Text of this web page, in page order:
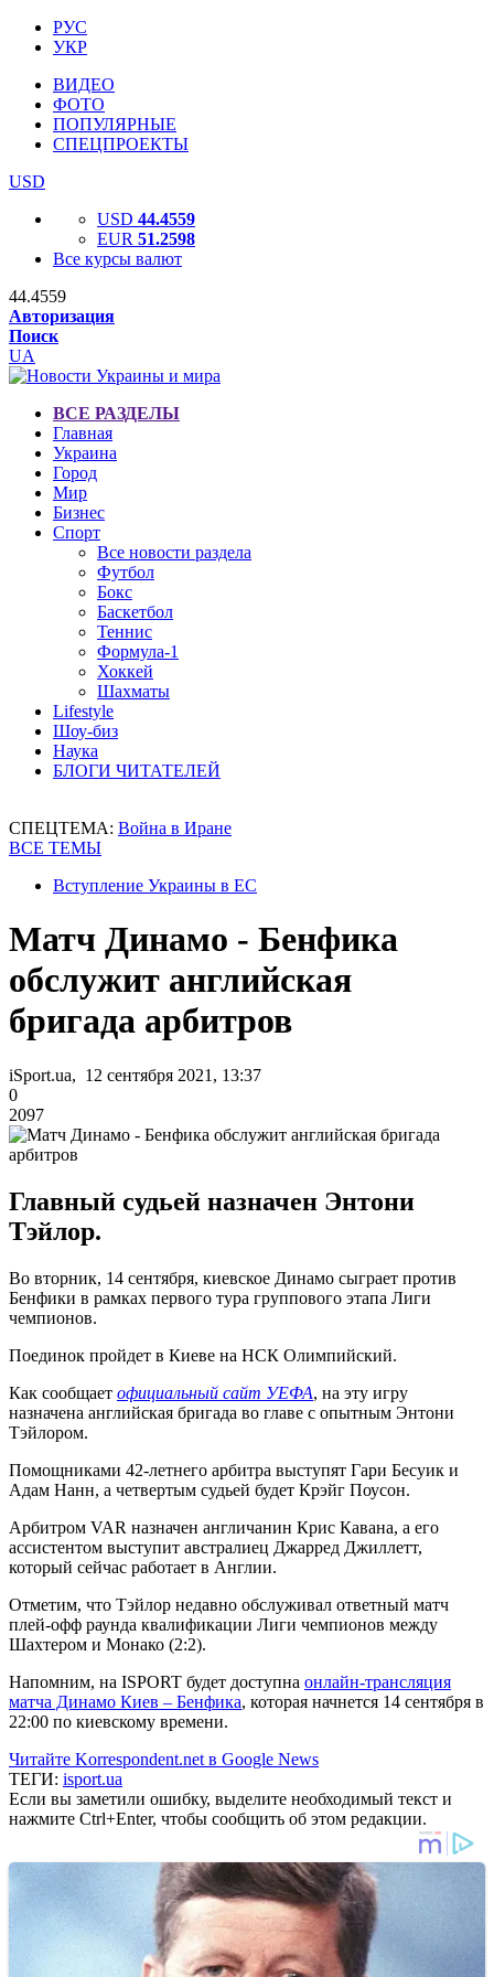
РУС
УКР
ВИДЕО
ФОТО
ПОПУЛЯРНЫЕ
СПЕЦПРОЕКТЫ
USD
USD 44.4559
EUR 51.2598
Все курсы валют
44.4559
Авторизация
Поиск
UA
ВСЕ РАЗДЕЛЫ
Главная
Украина
Город
Мир
Бизнес
Спорт
Все новости раздела
Футбол
Бокс
Баскетбол
Теннис
Формула-1
Хоккей
Шахматы
Lifestyle
Шоу-биз
Наука
БЛОГИ ЧИТАТЕЛЕЙ
СПЕЦТЕМА: Война в Иране
ВСЕ ТЕМЫ
Вступление Украины в ЕС
Матч Динамо - Бенфика
обслужит английская
бригада арбитров
iSport.ua, 12 сентября 2021, 13:37
0
2097
Главный судьей назначен Энтони
Тэйлор.
Во вторник, 14 сентября, киевское Динамо сыграет против
Бенфики в рамках первого тура группового этапа Лиги
чемпионов.
Поединок пройдет в Киеве на НСК Олимпийский.
Как сообщает официальный сайт УЕФА, на эту игру
назначена английская бригада во главе с опытным Энтони
Тэйлором.
Помощниками 42-летнего арбитра выступят Гари Бесуик и
Адам Нанн, а четвертым судьей будет Крэйг Поусон.
Арбитром VAR назначен англичанин Крис Кавана, а его
ассистентом выступит австралиец Джарред Джиллетт,
который сейчас работает в Англии.
Отметим, что Тэйлор недавно обслуживал ответный матч
плей-офф раунда квалификации Лиги чемпионов между
Шахтером и Монако (2:2).
Напомним, на ISPORT будет доступна онлайн-трансляция
матча Динамо Киев – Бенфика, которая начнется 14 сентября в
22:00 по киевскому времени.
Читайте Korrespondent.net в Google News
ТЕГИ: isport.ua
Если вы заметили ошибку, выделите необходимый текст и
нажмите Ctrl+Enter, чтобы сообщить об этом редакции.